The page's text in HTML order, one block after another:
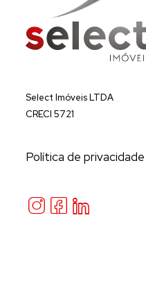
Select Imóveis LTDA
CRECI 5721
Política de privacidade